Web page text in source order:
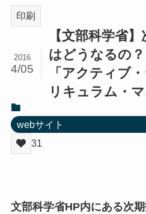
印刷
【文部科学省
はどうなるの？
「アクティブ
リキュラム・
2016
4/05
webサイト
31
文部科学省HP内にある次